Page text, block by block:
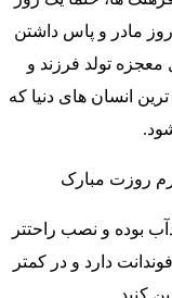
مادر و پاس داشتن
معجزه تولد فرزند و
انسان های دنیا که
روزت مبارک
بوده و نصب راحتتر
دارد و در کمتر
کنید.